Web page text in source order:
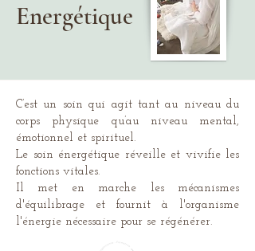
Energétique
C’est un soin qui agit tant au niveau du
corps physique qu’au niveau mental,
émotionnel et spirituel.
Le soin énergétique réveille et vivifie les
fonctions vitales.
Il met en marche les mécanismes
d'équilibrage et fournit à l'organisme
l'énergie nécessaire pour se régénérer.